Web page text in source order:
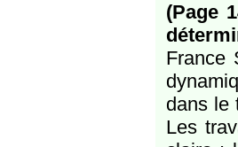
(Page
France
dans le
Les